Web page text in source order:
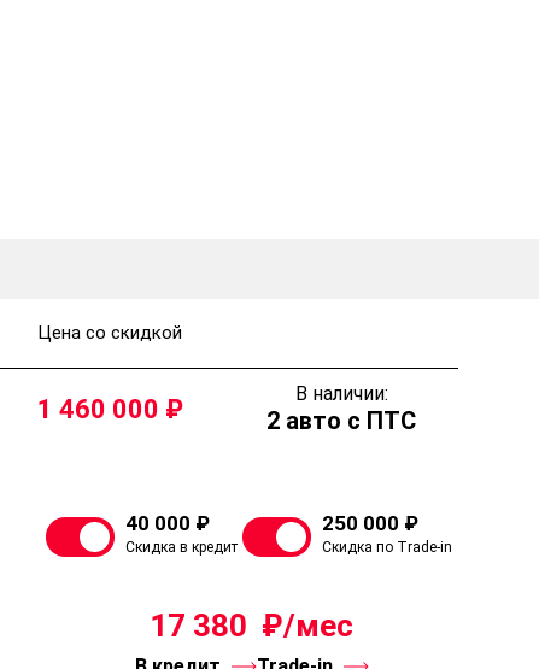
Цена со скидкой
1 460 000 В наличии:
2 авто с ПТС
40 000 ₽
Скидка в кредит
250 000 ₽
Скидка по Trade-in
17 380